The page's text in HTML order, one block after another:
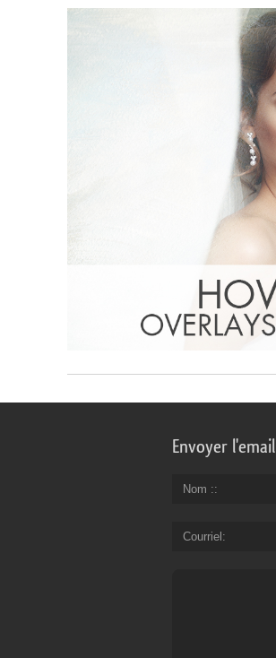
Envoyer l'email
Nom :
Courriel